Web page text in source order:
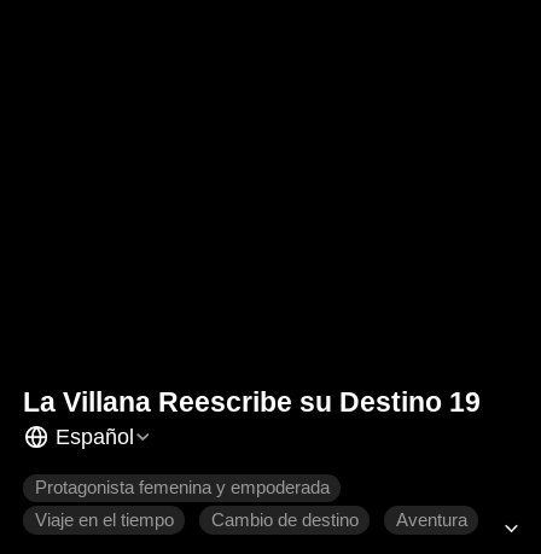
La Villana Reescribe su Destino 19
Español
Protagonista femenina y empoderada
Viaje en el tiempo
Cambio de destino
Aventura